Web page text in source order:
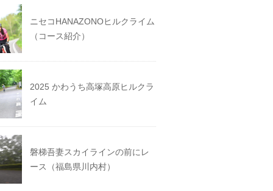
ニセコHANAZONOヒルクライム
（コース紹介）
2025 かわうち高塚高原ヒルクラ
イム
磐梯吾妻スカイラインの前にレ
ース（福島県川内村）